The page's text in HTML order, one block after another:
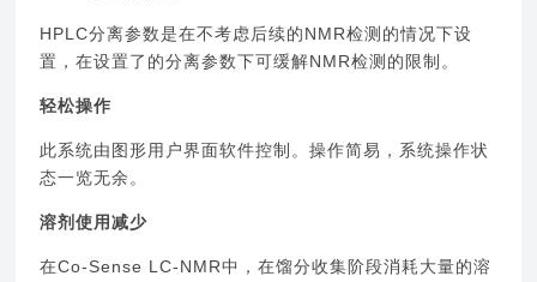
HPLC分离参数是在不考虑后续的NMR检测的情况下设
置，在设置了的分离参数下可缓解NMR检测的限制。
轻松操作
此系统由图形用户界面软件控制。操作简易，系统操作状
态一览无余。
溶剂使用减少
在Co-Sense LC-NMR中，在馏分收集阶段消耗大量的溶